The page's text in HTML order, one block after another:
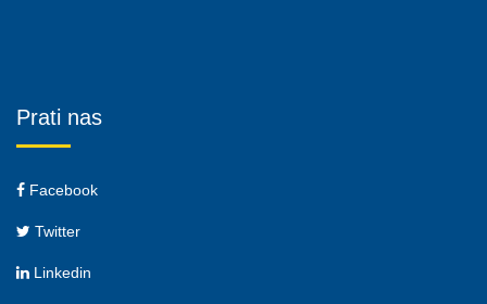
Prati nas
Facebook
Twitter
Linkedin